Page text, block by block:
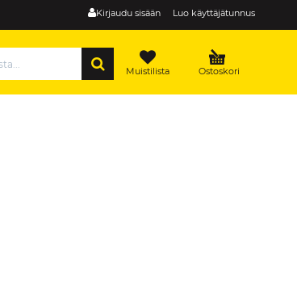
Kirjaudu sisään Luo käyttäjätunnus
Ostoskori
Muistilista